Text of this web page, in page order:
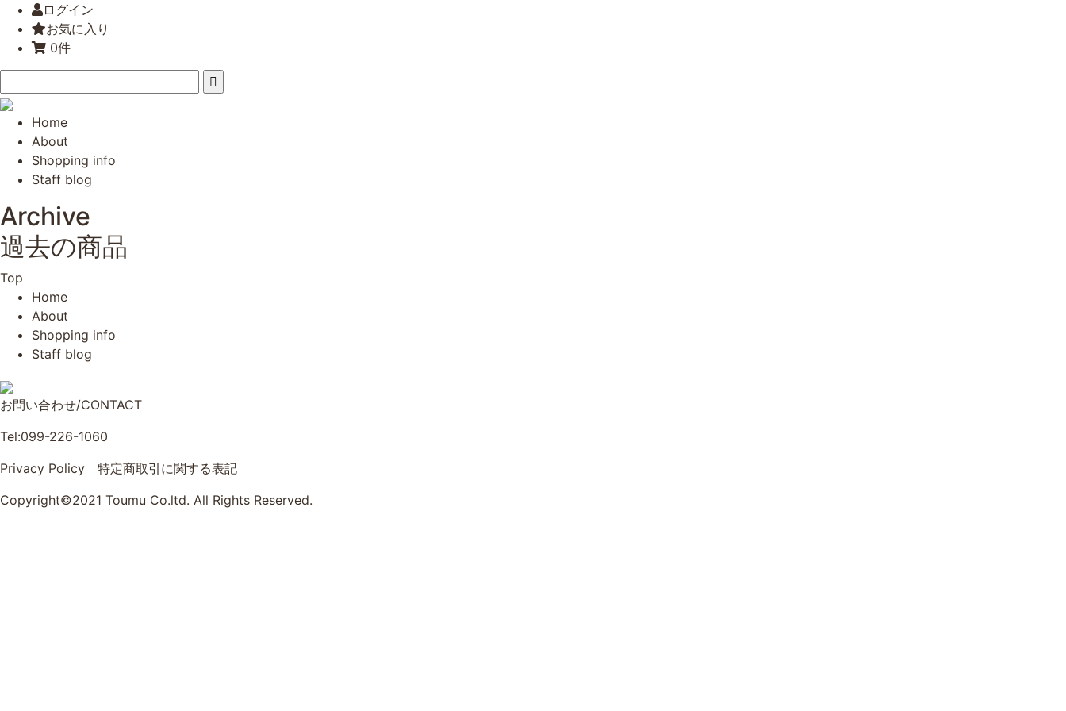
ログイン
お気に入り
0件
Home
About
Shopping info
Staff blog
Archive
過去の商品
Top
Home
About
Shopping info
Staff blog
お問い合わせ/CONTACT
Tel:099-226-1060
Privacy Policy
特定商取引に関する表記
Copyright©2021 Toumu Co.ltd. All Rights Reserved.